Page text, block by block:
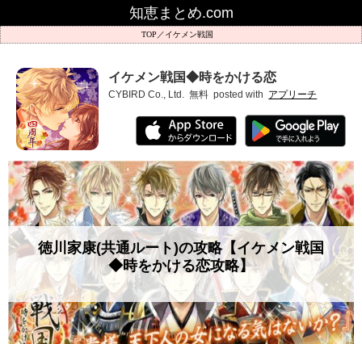
知恵まとめ.com
イケメン戦国
イケメン戦国◆時をかける恋
CYBIRD Co., Ltd. 無料 posted with アプリーチ
徳川家康(共通ルート)の攻略【イケメン戦国
◆時をかける恋攻略】